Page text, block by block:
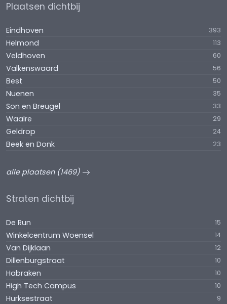
Plaatsen dichtbij
Eindhoven 393
Helmond 113
Veldhoven 60
Valkenswaard 56
Best 50
Nuenen 35
Son en Breugel 33
Waalre 29
Geldrop 24
Beek en Donk 23
alle plaatsen (1469)
Straten dichtbij
De Run 15
Winkelcentrum Woensel 14
Van Dijklaan 12
Dillenburgstraat 10
Habraken 10
High Tech Campus 10
Hurksestraat 9